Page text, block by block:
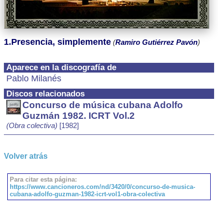
Aparece en la discografía de
Pablo Milanés
Discos relacionados
Concurso de música cubana Adolfo
Guzmán 1982. ICRT Vol.2
(Obra colectiva) [1982]
1.Presencia, simplemente (Ramiro Gutiérrez Pavón)
Volver atrás
Para citar esta página:
https://www.cancioneros.com/nd/3420/0/concurso-de-musica-
cubana-adolfo-guzman-1982-icrt-vol1-obra-colectiva